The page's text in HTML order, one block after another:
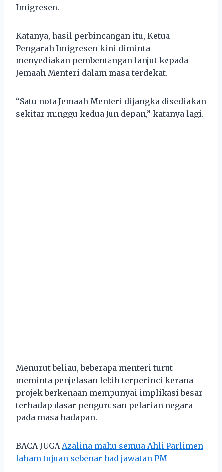
Imigresen.
Katanya, hasil perbincangan itu, Ketua
Pengarah Imigresen kini diminta
menyediakan pembentangan lanjut kepada
Jemaah Menteri dalam masa terdekat.
“Satu nota Jemaah Menteri dijangka disediakan
sekitar minggu kedua Jun depan,” katanya lagi.
Menurut beliau, beberapa menteri turut
meminta penjelasan lebih terperinci kerana
projek berkenaan mempunyai implikasi besar
terhadap dasar pengurusan pelarian negara
pada masa hadapan.
BACA JUGA Azalina mahu semua Ahli Parlimen
faham tujuan sebenar had jawatan PM